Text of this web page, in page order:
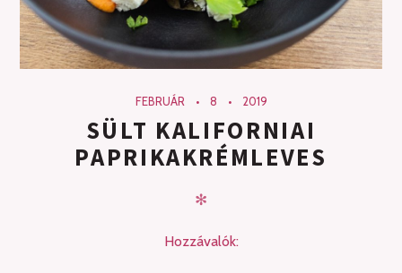
FEBRUÁR 8 2019
SÜLT KALIFORNIAI
PAPRIKAKRÉMLEVES
✻
Hozzávalók: